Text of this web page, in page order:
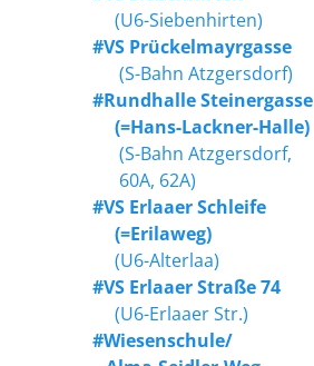
(U6-Siebenhirten)
#VS Prückelmayrgasse
(S-Bahn Atzgersdorf)
#Rundhalle Steinergasse
(=Hans-Lackner-Halle)
(S-Bahn Atzgersdorf,
60A, 62A)
#VS Erlaaer Schleife
(=Erilaweg)
(U6-Alterlaa)
#VS Erlaaer Straße 74
(U6-Erlaaer Str.)
#Wiesenschule/